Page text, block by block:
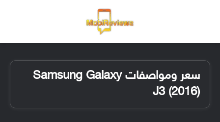
سعر ومواصفات Samsung Galaxy
J3 (2016)